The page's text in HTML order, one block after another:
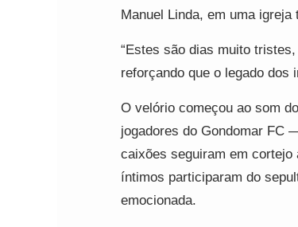
Manuel Linda, em uma
“Estes são dias muito
reforçando que o legado dos
O velório começou ao som
jogadores do Gondomar FC
caixões seguiram em cortejo
íntimos participaram do
emocionada.